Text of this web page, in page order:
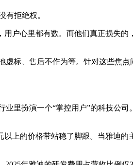
有拒绝权。
户心里都有数。而他们真正损失的
标、售后不作为等。针对这些焦
里扮演一个“掌控用户”的科技公
上的价格带站稳了脚跟。当雅迪